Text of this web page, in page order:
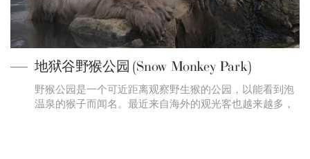
地狱谷野猴公园 (Snow Monkey Park)
野猴公园是一个可近距离观察野生猴的公园，以能看到泡
温泉的猴子而闻名。最近来自海外的观光客也越来越多，